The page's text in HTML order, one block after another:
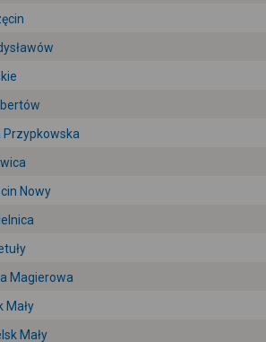
Nowy
Magierowa
Mały
Mały